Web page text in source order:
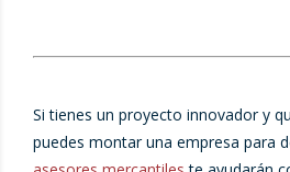
Si tienes un proyecto innovador y
puedes montar una empresa para